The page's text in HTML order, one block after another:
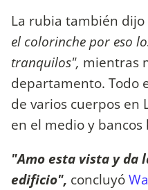
La rubia también dijo
el colorinche por eso
tranquilos", mientras
departamento. Todo
de varios cuerpos en
en el medio y bancos
"Amo esta vista y da
edificio", concluyó